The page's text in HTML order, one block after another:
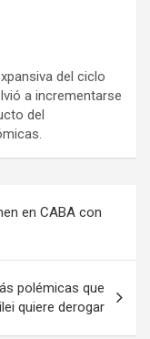
del ciclo
a incrementarse
del
en CABA con
polémicas que
quiere derogar